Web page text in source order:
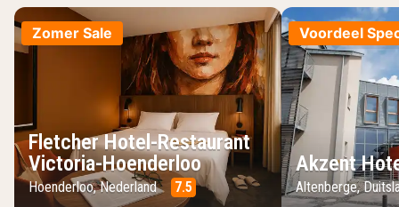
Zomer Sale
Fletcher Hotel-Restaurant
Victoria-Hoenderloo
Hoenderloo, Nederland 7.5
Voordeel
Akzent
Altenberge,